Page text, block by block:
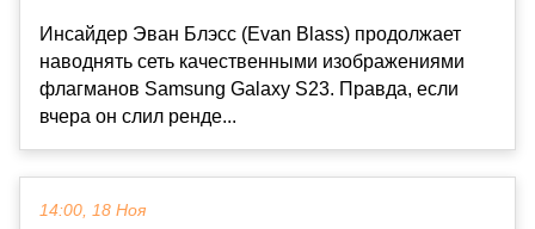
Инсайдер Эван Блэсс (Evan Blass) продолжает
наводнять сеть качественными изображениями
флагманов Samsung Galaxy S23. Правда, если
вчера он слил ренде...
14:00, 18 Ноя